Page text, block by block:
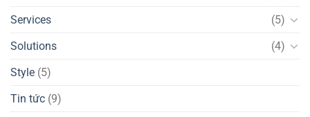
Services
(5)
Solutions
(4)
Style (5)
Tin tức (9)